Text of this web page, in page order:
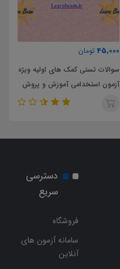
45,000 تومان
سوالات تستی کمک های اولیه ویژه
آزمون استخدامی آموزش و پروش
سال 1403
دسترسی
سریع
فروشگاه
سامانه آزمون های
آنلاین